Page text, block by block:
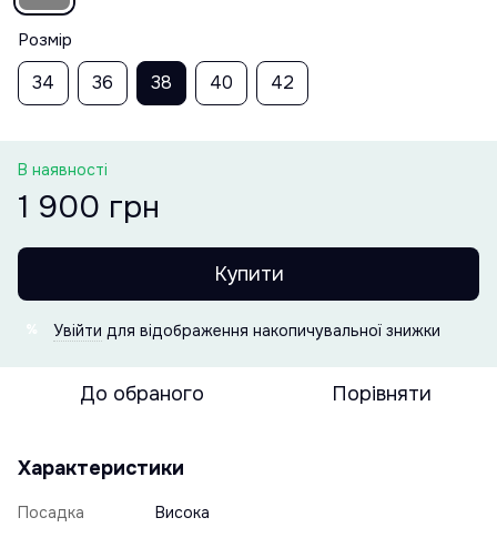
Розмір
34 36 38 40 42
В наявності
1 900 грн
Купити
Увійти для відображення накопичувальної знижки
До обраного Порівняти
Характеристики
Посадка Висока